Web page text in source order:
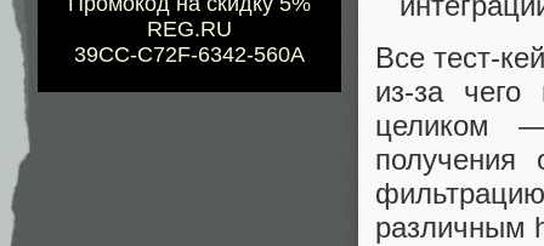
REG.RU
39CC-C72F-6342-560A
Все тест-
из-за чего
целиком
получения
различным